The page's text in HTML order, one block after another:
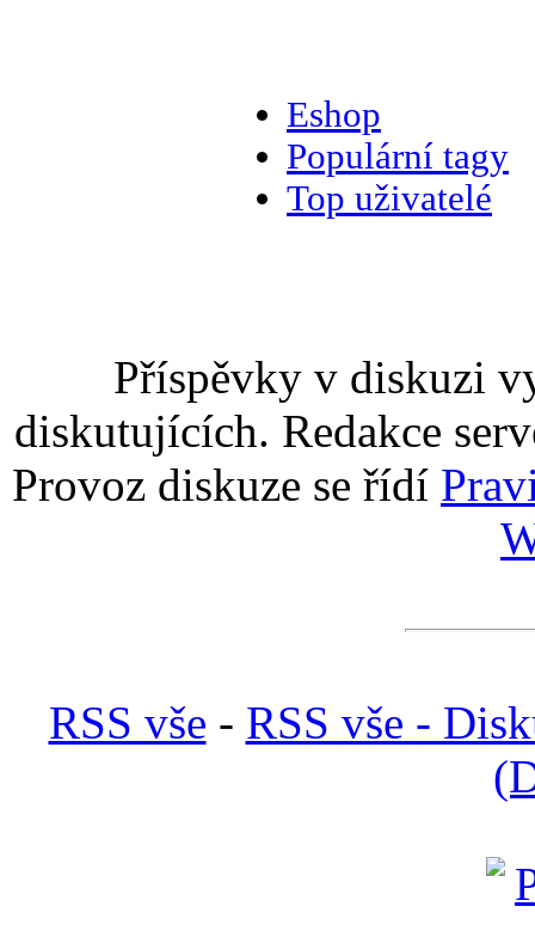
Eshop
Populární tagy
Top uživatelé
Příspěvky v diskuzi
diskutujících. Redakce
Provoz diskuze se řídí
RSS vše - RSS vše -